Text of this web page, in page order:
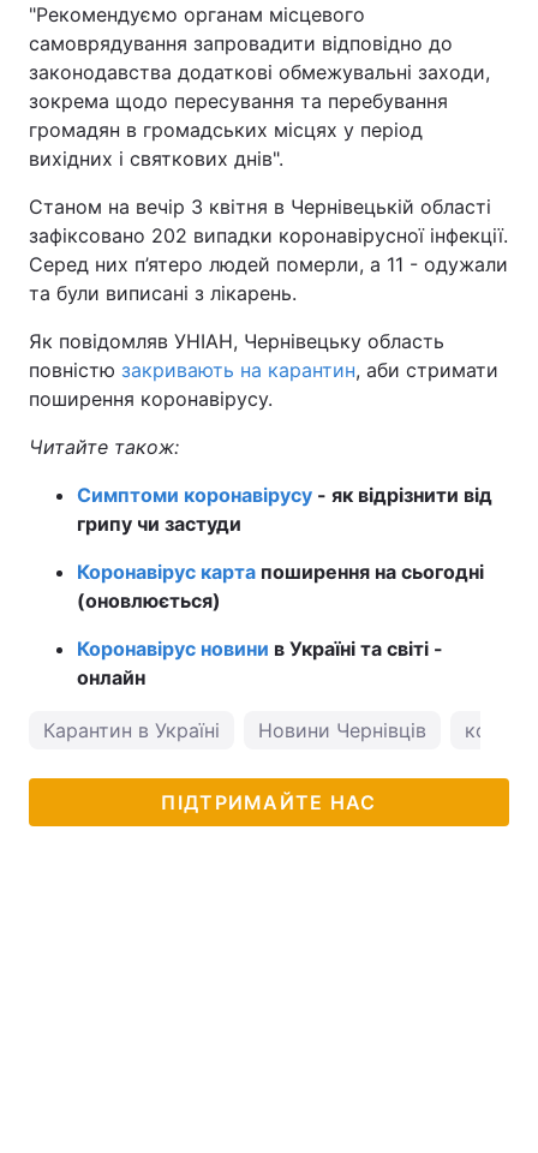
"Рекомендуємо органам місцевого
самоврядування запровадити відповідно до
законодавства додаткові обмежувальні заходи,
зокрема щодо пересування та перебування
громадян в громадських місцях у період
вихідних і святкових днів".
Станом на вечір 3 квітня в Чернівецькій області
зафіксовано 202 випадки коронавірусної інфекції.
Серед них п’ятеро людей померли, а 11 - одужали
та були виписані з лікарень.
Як повідомляв УНІАН, Чернівецьку область
повністю закривають на карантин, аби стримати
поширення коронавірусу.
Читайте також:
Симптоми коронавірусу - як відрізнити від
грипу чи застуди
Коронавірус карта поширення на сьогодні
(оновлюється)
Коронавірус новини в Україні та світі -
онлайн
Карантин в Україні Новини Чернівців
ПІДТРИМАЙТЕ НАС